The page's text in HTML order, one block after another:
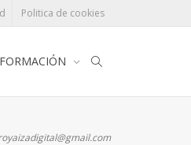
Politica de cookies